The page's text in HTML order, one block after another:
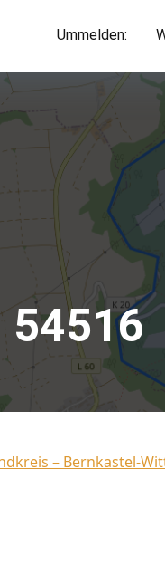
Ummelden:
54516
– Bernkastel-